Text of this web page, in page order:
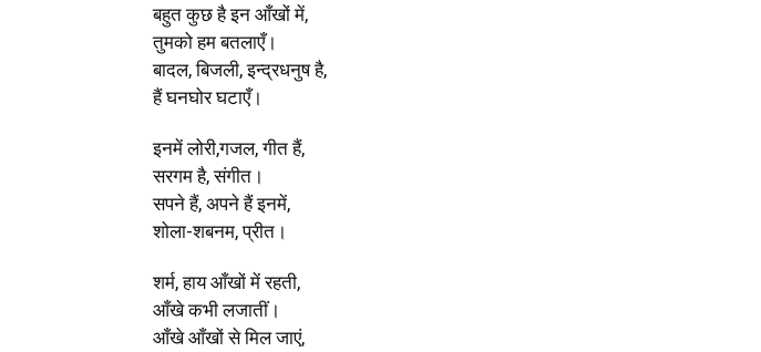
बहुत कुछ है इन आँखों में,
तुमको हम बतलाएँ।
बादल, बिजली, इन्द्रधनुष है,
हैं घनघोर घटाएँ।
इनमें लोरी,गजल, गीत हैं,
सरगम है, संगीत।
सपने हैं, अपने हैं इनमें,
शोला-शबनम, प्रीत।
शर्म, हाय आँखों में रहती,
आँखे कभी लजातीं।
आँखे आँखों से मिल जाएं,